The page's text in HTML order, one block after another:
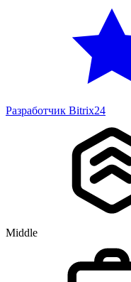
Разработчик Bitrix24
Middle